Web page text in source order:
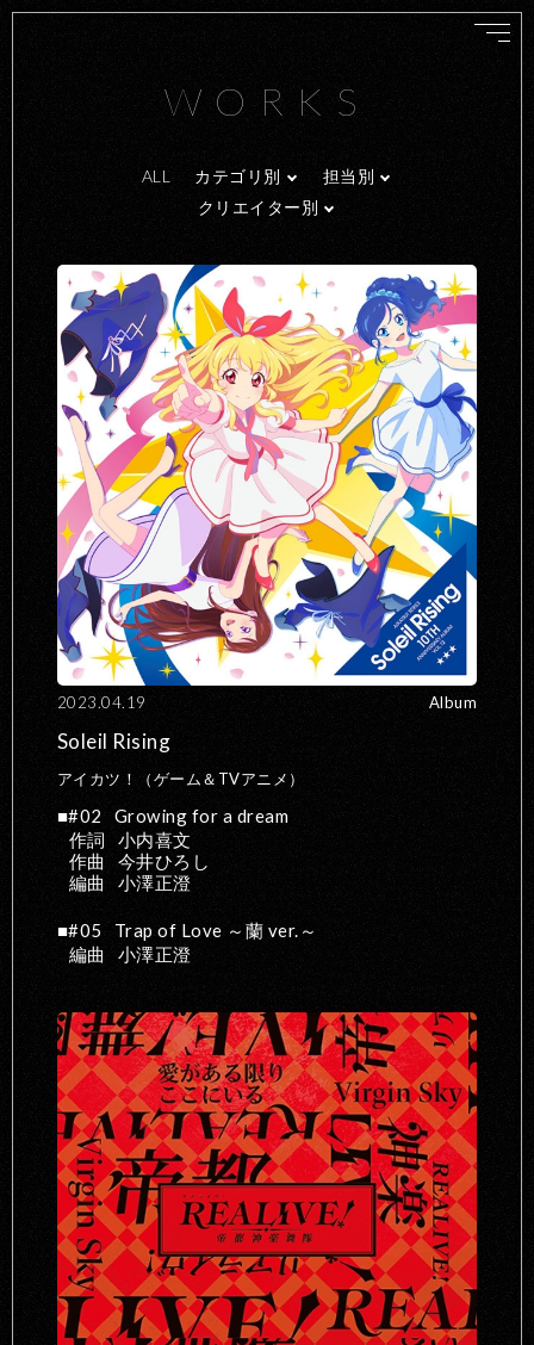
WORKS
ALL カテゴリ別
担当別
クリエイター別
2023.04.19 Album
Soleil Rising
アイカツ！（ゲーム＆TVアニメ）
#02
Growing for a dream
作詞
小内喜文
作曲
今井ひろし
編曲
小澤正澄
#05
Trap of Love ～蘭 ver.～
編曲
小澤正澄